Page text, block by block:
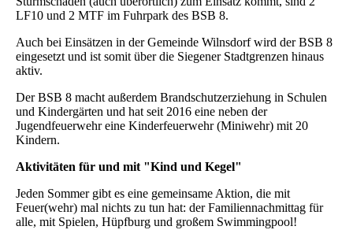
LF10 und 2 MTF im Fuhrpark des BSB 8.
Auch bei Einsätzen in der Gemeinde Wilnsdorf wird der BSB 8
eingesetzt und ist somit über die Siegener Stadtgrenzen hinaus
aktiv.
Der BSB 8 macht außerdem Brandschutzerziehung in Schulen
und Kindergärten und hat seit 2016 eine neben der
Jugendfeuerwehr eine Kinderfeuerwehr (Miniwehr) mit 20
Kindern.
Aktivitäten für und mit "Kind und Kegel"
Jeden Sommer gibt es eine gemeinsame Aktion, die mit
Feuer(wehr) mal nichts zu tun hat: der Familiennachmittag für
alle, mit Spielen, Hüpfburg und großem Swimmingpool!